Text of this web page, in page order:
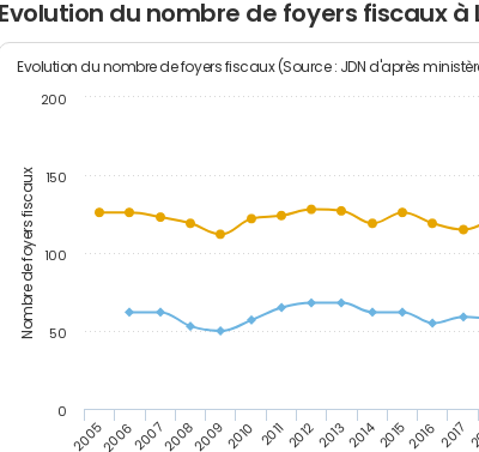
Evolution du nombre de foyers fiscaux à
Nombre de foyers fiscaux
Evolution du nombre de foyers fiscaux (Source : JDN d'après
200520062007200820092010 201120122013201420152016 2017
0
50
100
150
200